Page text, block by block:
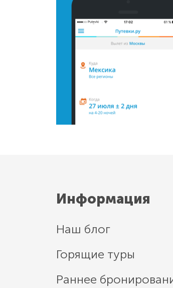
Информация
Наш блог
Горящие туры
Раннее